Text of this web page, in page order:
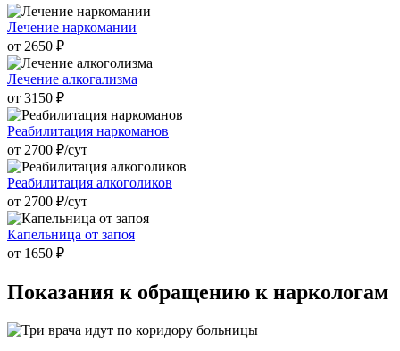
Лечение наркомании
от 2650 ₽
Лечение алкогализма
от 3150 ₽
Реабилитация наркоманов
от 2700 ₽/cут
Реабилитация алкоголиков
от 2700 ₽/cут
Капельница от запоя
от 1650 ₽
Показания к обращению к наркологам